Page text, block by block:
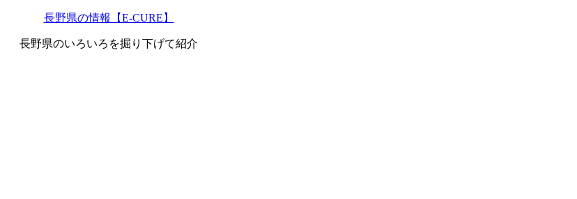
長野県の情報【E-CURE】
長野県のいろいろを掘り下げて紹介